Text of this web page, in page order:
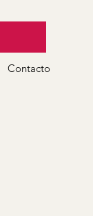
Contacto